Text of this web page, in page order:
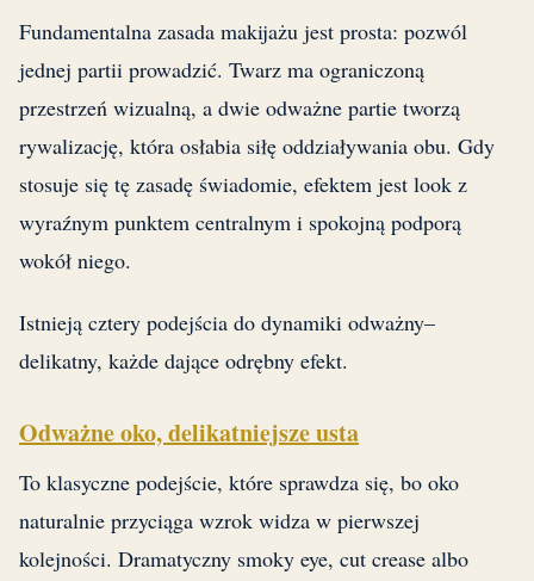
Fundamentalna zasada makijażu jest prosta: pozwól
jednej partii prowadzić. Twarz ma ograniczoną
przestrzeń wizualną, a dwie odważne partie tworzą
rywalizację, która osłabia siłę oddziaływania obu. Gdy
stosuje się tę zasadę świadomie, efektem jest look z
wyraźnym punktem centralnym i spokojną podporą
wokół niego.
Istnieją cztery podejścia do dynamiki odważny–
delikatny, każde dające odrębny efekt.
Odważne oko, delikatniejsze usta
To klasyczne podejście, które sprawdza się, bo oko
naturalnie przyciąga wzrok widza w pierwszej
kolejności. Dramatyczny smoky eye, cut crease albo